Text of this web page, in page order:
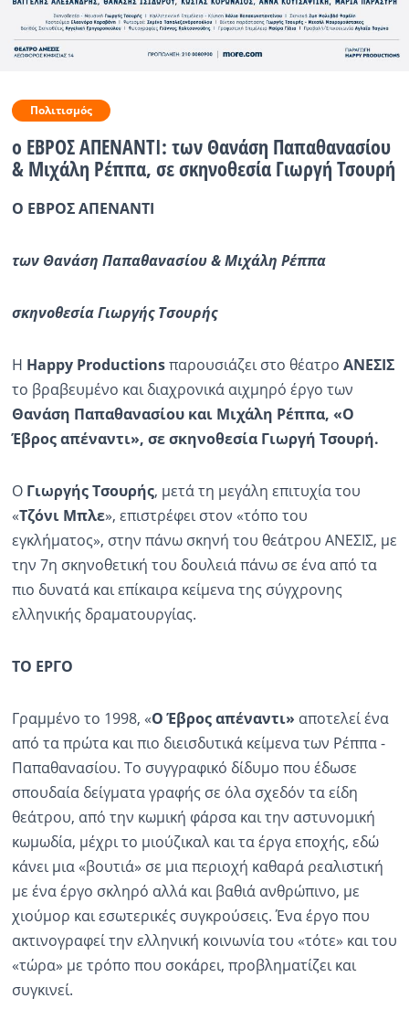
Πολιτισμός
ο ΕΒΡΟΣ ΑΠΕΝΑΝΤΙ: των Θανάση Παπαθανασίου
& Μιχάλη Ρέππα, σε σκηνοθεσία Γιωργή Τσουρή
Ο ΕΒΡΟΣ ΑΠΕΝΑΝΤΙ
των Θανάση Παπαθανασίου& Μιχάλη Ρέππα
σκηνοθεσία ΓιωργήςΤσουρής
Η Happy Productionsπαρουσιάζει στο θέατρο ΑΝΕΣΙΣ
το βραβευμένο και διαχρονικά αιχμηρό έργο των
Θανάση Παπαθανασίουκαι Μιχάλη Ρέππα, «Ο
Έβρος απέναντι», σε σκηνοθεσία Γιωργή Τσουρή.
Ο ΓιωργήςΤσουρής, μετά τη μεγάλη επιτυχία του
«Τζόνι Μπλε», επιστρέφει στον «τόπο του
εγκλήματος», στην πάνω σκηνή του θεάτρου ΑΝΕΣΙΣ, με
την 7η σκηνοθετική του δουλειά πάνω σε ένα από τα
πιο δυνατά και επίκαιρα κείμενα της σύγχρονης
ελληνικής δραματουργίας.
ΤΟ ΕΡΓΟ
Γραμμένο το 1998, «Ο Έβρος απέναντι» αποτελεί ένα
από τα πρώτα και πιο διεισδυτικά κείμενα των Ρέππα -
Παπαθανασίου. Το συγγραφικό δίδυμο που έδωσε
σπουδαία δείγματα γραφής σε όλα σχεδόν τα είδη
θεάτρου, από την κωμική φάρσα και την αστυνομική
κωμωδία, μέχρι το μιούζικαλ και τα έργα εποχής, εδώ
κάνει μια «βουτιά» σε μια περιοχή καθαρά ρεαλιστική
με ένα έργο σκληρό αλλά και βαθιά ανθρώπινο, με
χιούμορ και εσωτερικές συγκρούσεις. Ένα έργο που
ακτινογραφεί την ελληνική κοινωνία του «τότε» και του
«τώρα» με τρόπο που σοκάρει, προβληματίζει και
συγκινεί.